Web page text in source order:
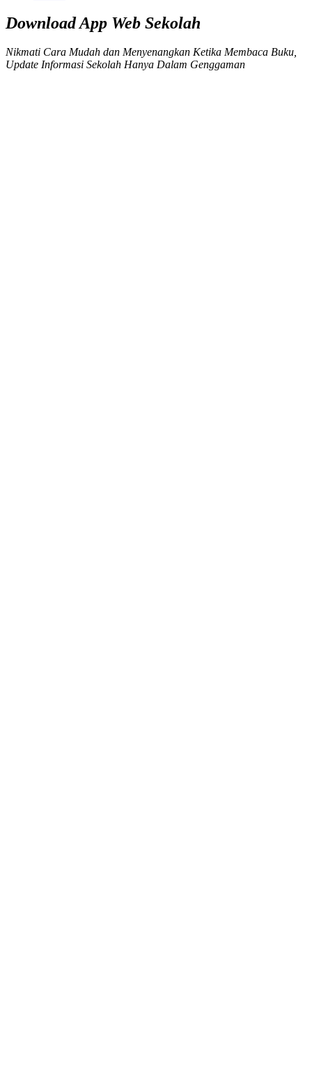
Download App Web Sekolah
Nikmati Cara Mudah dan Menyenangkan Ketika Membaca Buku,
Update Informasi Sekolah Hanya Dalam Genggaman